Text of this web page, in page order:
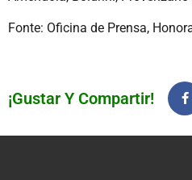
Fonte: Oficina de Prensa,
¡Gustar Y Compartir!